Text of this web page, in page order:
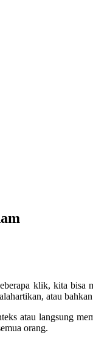
klik, kita
atau
atau langsung
orang.